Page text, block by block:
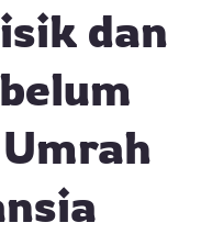
dan